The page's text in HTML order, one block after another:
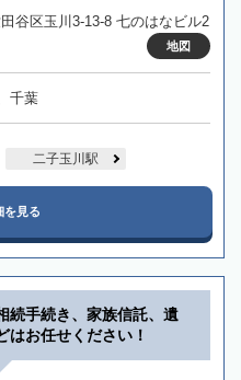
谷区玉川3-13-8 七のはなビル2
地図
千葉
二子玉川駅
を見る
続手続き、家族信託、遺
はお任せください！